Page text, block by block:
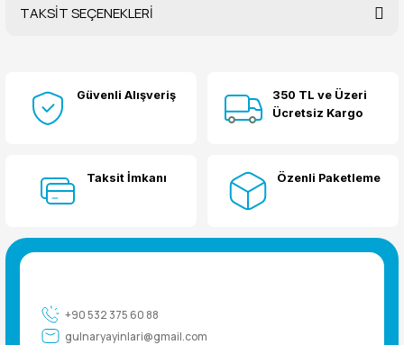
Yorum Yaz
TAKSİT SEÇENEKLERİ
Güvenli Alışveriş
350 TL ve Üzeri
Ücretsiz Kargo
Taksit İmkanı Özenli Paketleme
+90 532 375 60 88
gulnaryayinlari@gmail.com